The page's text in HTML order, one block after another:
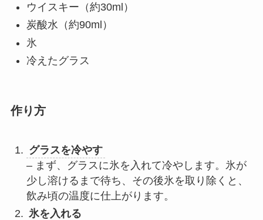
ウイスキー（約30ml）
炭酸水（約90ml）
氷
冷えたグラス
作り方
グラスを冷やす
– まず、グラスに氷を入れて冷やします。氷が
少し溶けるまで待ち、その後氷を取り除くと、
飲み頃の温度に仕上がります。
氷を入れる